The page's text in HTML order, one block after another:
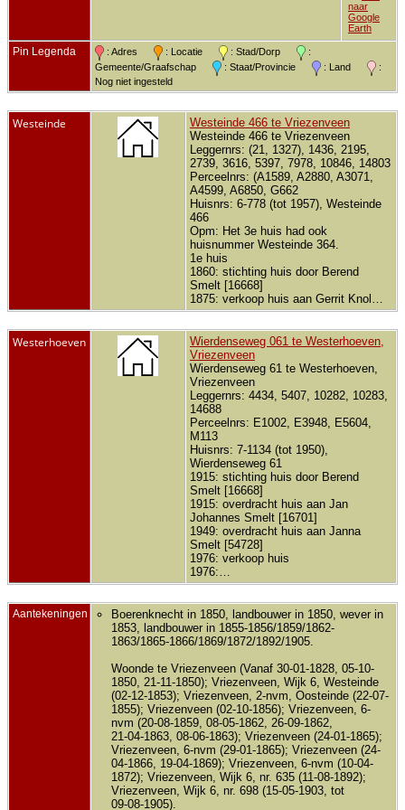
naar
Google
Earth
Pin Legenda : Adres : Locatie : Stad/Dorp
:
Gemeente/Graafschap
: Staat/Provincie : Land
:
Nog niet ingesteld
Westeinde
Westeinde 466 te Vriezenveen
Westeinde 466 te Vriezenveen
Leggernrs: (21, 1327), 1436, 2195,
2739, 3616, 5397, 7978, 10846, 14803
Perceelnrs: (A1589, A2880, A3071,
A4599, A6850, G662
Huisnrs: 6-778 (tot 1957), Westeinde
466
Opm: Het 3e huis had ook
huisnummer Westeinde 364.
1e huis
1860: stichting huis door Berend
Smelt [16668]
1875: verkoop huis aan Gerrit Knol…
Westerhoeven
Wierdenseweg 061 te Westerhoeven,
Vriezenveen
Wierdenseweg 61 te Westerhoeven,
Vriezenveen
Leggernrs: 4434, 5407, 10282, 10283,
14688
Perceelnrs: E1002, E3948, E5604,
M113
Huisnrs: 7-1134 (tot 1950),
Wierdenseweg 61
1915: stichting huis door Berend
Smelt [16668]
1915: overdracht huis aan Jan
Johannes Smelt [16701]
1949: overdracht huis aan Janna
Smelt [54728]
1976: verkoop huis
1976:…
Aantekeningen
Boerenknecht in 1850, landbouwer in 1850, wever in
1853, landbouwer in 1855-1856/1859/1862-
1863/1865-1866/1869/1872/1892/1905.
Woonde te Vriezenveen (Vanaf 30-01-1828, 05-10-
1850, 21-11-1850); Vriezenveen, Wijk 6, Westeinde
(02-12-1853); Vriezenveen, 2-nvm, Oosteinde (22-07-
1855); Vriezenveen (02-10-1856); Vriezenveen, 6-
nvm (20-08-1859, 08-05-1862, 26-09-1862,
21-04-1863, 08-06-1863); Vriezenveen (24-01-1865);
Vriezenveen, 6-nvm (29-01-1865); Vriezenveen (24-
04-1866, 19-04-1869); Vriezenveen, 6-nvm (10-04-
1872); Vriezenveen, Wijk 6, nr. 635 (11-08-1892);
Vriezenveen, Wijk 6, nr. 698 (15-05-1903, tot
09-08-1905).